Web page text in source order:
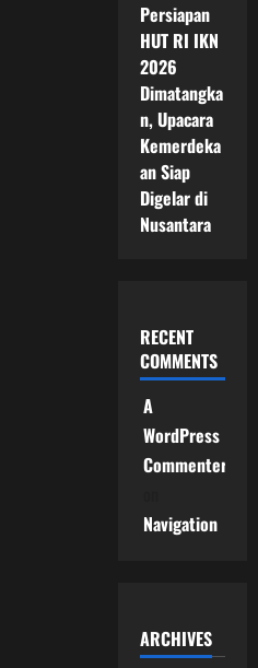
Persiapan
HUT RI IKN
2026
Dimatangka
n, Upacara
Kemerdeka
an Siap
Digelar di
Nusantara
RECENT
COMMENTS
A
WordPress
Commenter
Navigation
ARCHIVES